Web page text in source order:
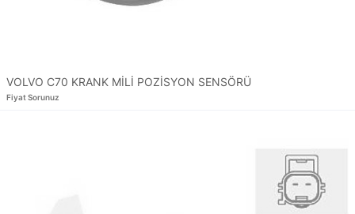
VOLVO C70 KRANK MİLİ POZİSYON SENSÖRÜ
Fiyat Sorunuz